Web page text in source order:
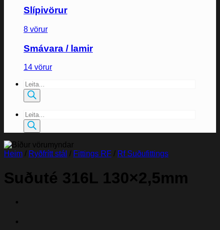
Slípivörur
8 vörur
Smávara / lamir
14 vörur
Products
search
Products
search
Heim / Ryðfrítt stál / Fittings RF / Rf Suðufittings
Suðuté 316L 130×2,5mm